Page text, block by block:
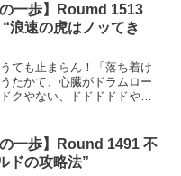
はじめの一歩#マガジン 23号
の一歩】Roumd 1513
浪速の虎はノッてき
ても止まらん！「落ち着け
たかて、心臓がドラムロー
クやない、ドドドドドや！
けぇ千堂ぉぉ！！」その声が
ブースターや...
の一歩】Round 1491 不
ドの攻略法”